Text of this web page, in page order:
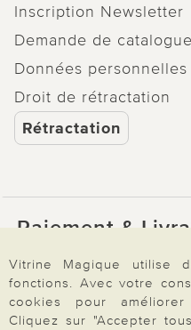
Inscription Newsletter
Demande de catalogue
Données personnelles
Droit de rétractation
Rétractation
Paiement &
À propos de
Vitrine Magique utilise
fonctions. Avec votre
cookies pour
Cliquez sur "Accepter